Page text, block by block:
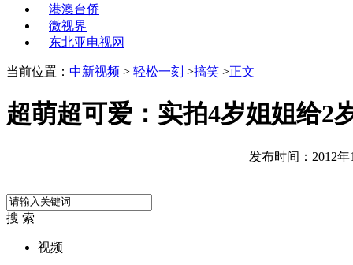
港澳台侨
微视界
东北亚电视网
当前位置： 中新视频 > 轻松一刻 >搞笑 >正文
超萌超可爱：实拍4岁姐姐给2
发布时间：2012年
搜 索
视频